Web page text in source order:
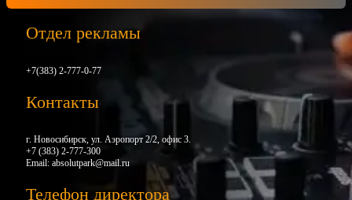
Отдел рекламы
+7(383) 2-777-0-77
Контакты
г. Новосибирск, ул. Аэропорт 2/2, офис 3.
+7 (383) 2-777-300
Email: absolutpark@mail.ru
Телефон директора